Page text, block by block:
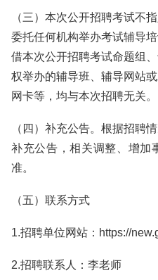
（三）本次公开招聘考试不
委托任何机构举办考试辅导
借本次公开招聘考试命题组
权举办的辅导班、辅导网站
网卡等，均与本次招聘无关。
（四）补充公告。根据招聘
补充公告，相关调整、增加
准。
（五）联系方式
1.招聘单位网站：https://
2.招聘联系人：李老师